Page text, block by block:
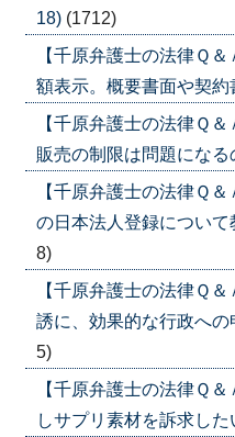
18) (1712)
【千原弁護士の法律Ｑ
額表示。概要書面や契
【千原弁護士の法律
販売の制限は問題にな
【千原弁護士の法律
の日本法人登録につい
8)
【千原弁護士の法律
誘に、効果的な行政へ
5)
【千原弁護士の法律Ｑ
しサプリ素材を訴求し